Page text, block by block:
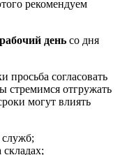
рекомендуем
день со дня
просьба согласовать
стремимся отгружать
могут влиять
служб;